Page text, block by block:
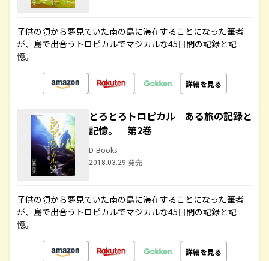
子供の頃から夢見ていた南の島に滞在することになった筆者
が、島で出合うトロピカルでマジカルな45日間の記録と記
憶。
詳細を見る
とろとろトロピカル ある旅の記録と
記憶。 第2巻
D-Books
2018.03.29 発売
子供の頃から夢見ていた南の島に滞在することになった筆者
が、島で出合うトロピカルでマジカルな45日間の記録と記
憶。
詳細を見る